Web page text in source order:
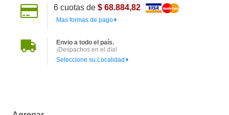
6cuotas de $ 68.884,82
Mas formas de pago
Envio a todo el país.
¡Despachos en el día!
Seleccione su Localidad